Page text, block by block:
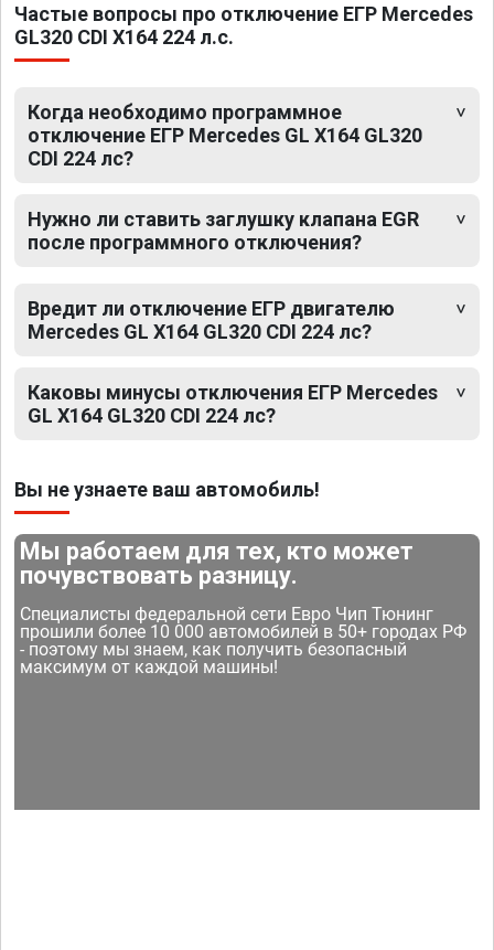
Частые вопросы про отключение ЕГР Mercedes
GL320 CDI X164 224 л.с.
Когда необходимо программное
отключение ЕГР Mercedes GL X164 GL320
CDI 224 лс?
Нужно ли ставить заглушку клапана EGR
после программного отключения?
Вредит ли отключение ЕГР двигателю
Mercedes GL X164 GL320 CDI 224 лс?
Каковы минусы отключения ЕГР Mercedes
GL X164 GL320 CDI 224 лс?
Вы не узнаете ваш автомобиль!
Мы работаем для тех, кто может
почувствовать разницу.
Специалисты федеральной сети Евро Чип Тюнинг
прошили более 10 000 автомобилей в 50+ городах РФ
- поэтому мы знаем, как получить безопасный
максимум от каждой машины!